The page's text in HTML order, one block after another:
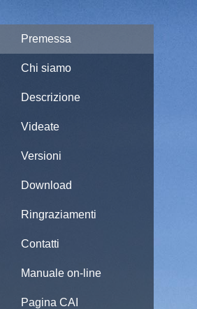
Premessa
Chi siamo
Descrizione
Videate
Versioni
Download
Ringraziamenti
Contatti
Manuale on-line
Pagina CAI